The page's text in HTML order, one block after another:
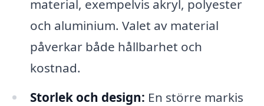
material, exempelvis akryl, polyester
och aluminium. Valet av material
påverkar både hållbarhet och
kostnad.
Storlek och design: En större markis